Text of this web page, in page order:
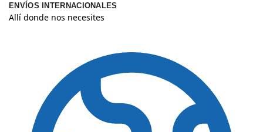
ENVÍOS INTERNACIONALES
Allí donde nos necesites